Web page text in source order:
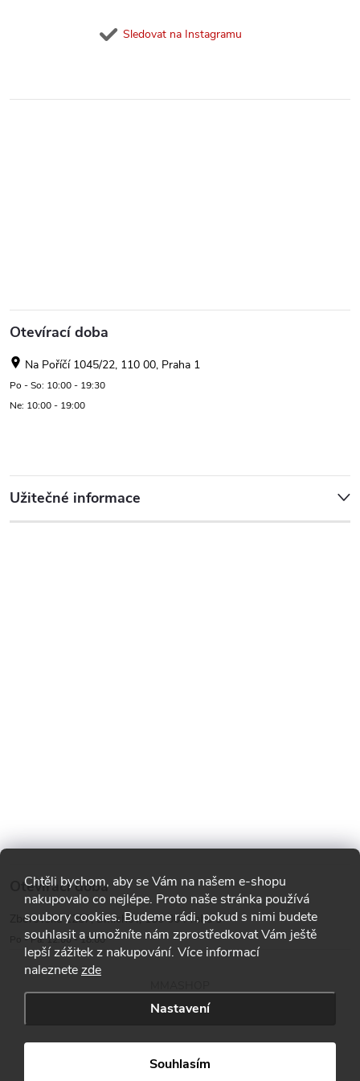
Chtěli bychom, aby se Vám na našem e-shopu
nakupovalo co nejlépe. Proto naše stránka používá
soubory cookies. Budeme rádi, pokud s nimi budete
souhlasit a umožníte nám zprostředkovat Vám ještě
lepší zážitek z nakupování. Více informací
naleznetezde
Nastavení
Souhlasím
Sledovat na Instagramu
Otevírací doba
Na Poříčí 1045/22, 110 00, Praha 1
Po - So: 10:00 - 19:30
Ne: 10:00 - 19:00
Užitečné informace
Otevírací doba
Zborovská 1287, Smíchov, 150 00 Praha 5
Po - Pá: 12:00 - 18:00